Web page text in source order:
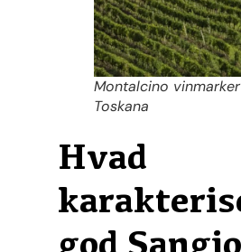
Montalcino
Toskana
Hvad
god